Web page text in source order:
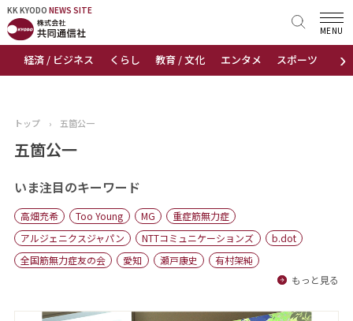
KK KYODO NEWS SITE
›
経済 / ビジネス くらし 教育 / 文化 エンタメ スポーツ 地域
MENU
KK KYODONEWS SITE
トップページ
ニュース
おすすめコンテンツ
出版物
会社概要
トップ › 五箇公一
五箇公一
いま注目のキーワード
高畑充希 Too Young MG
重症筋無力症
アルジェニクスジャパン
NTTコミュニケーションズ
b.dot
全国筋無力症友の会
愛知 瀬戸康史
有村架純
もっと見る